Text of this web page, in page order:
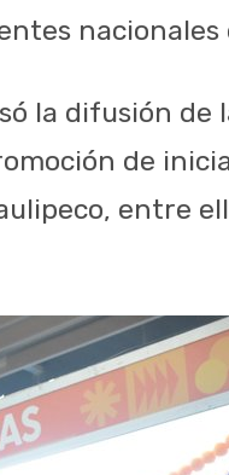
la difusión de
de
entre